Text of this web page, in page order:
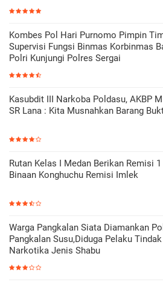
Kombes Pol Hari Purnomo Pimpin
Supervisi Fungsi Binmas Korbinmas
Polri Kunjungi Polres Sergai
Kasubdit III Narkoba Poldasu, AKBP
SR Lana : Kita Musnahkan Barang
Rutan Kelas I Medan Berikan Remisi 1
Binaan Konghuchu Remisi Imlek
Warga Pangkalan Siata Diamankan
Pangkalan Susu,Diduga Pelaku
Narkotika Jenis Shabu